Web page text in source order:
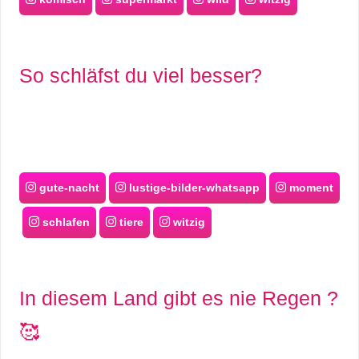
S
U
So schläfst du viel besser?
gute-nacht lustige-bilder-whatsapp moment
schlafen tiere witzig
In diesem Land gibt es nie Regen ?
🥰